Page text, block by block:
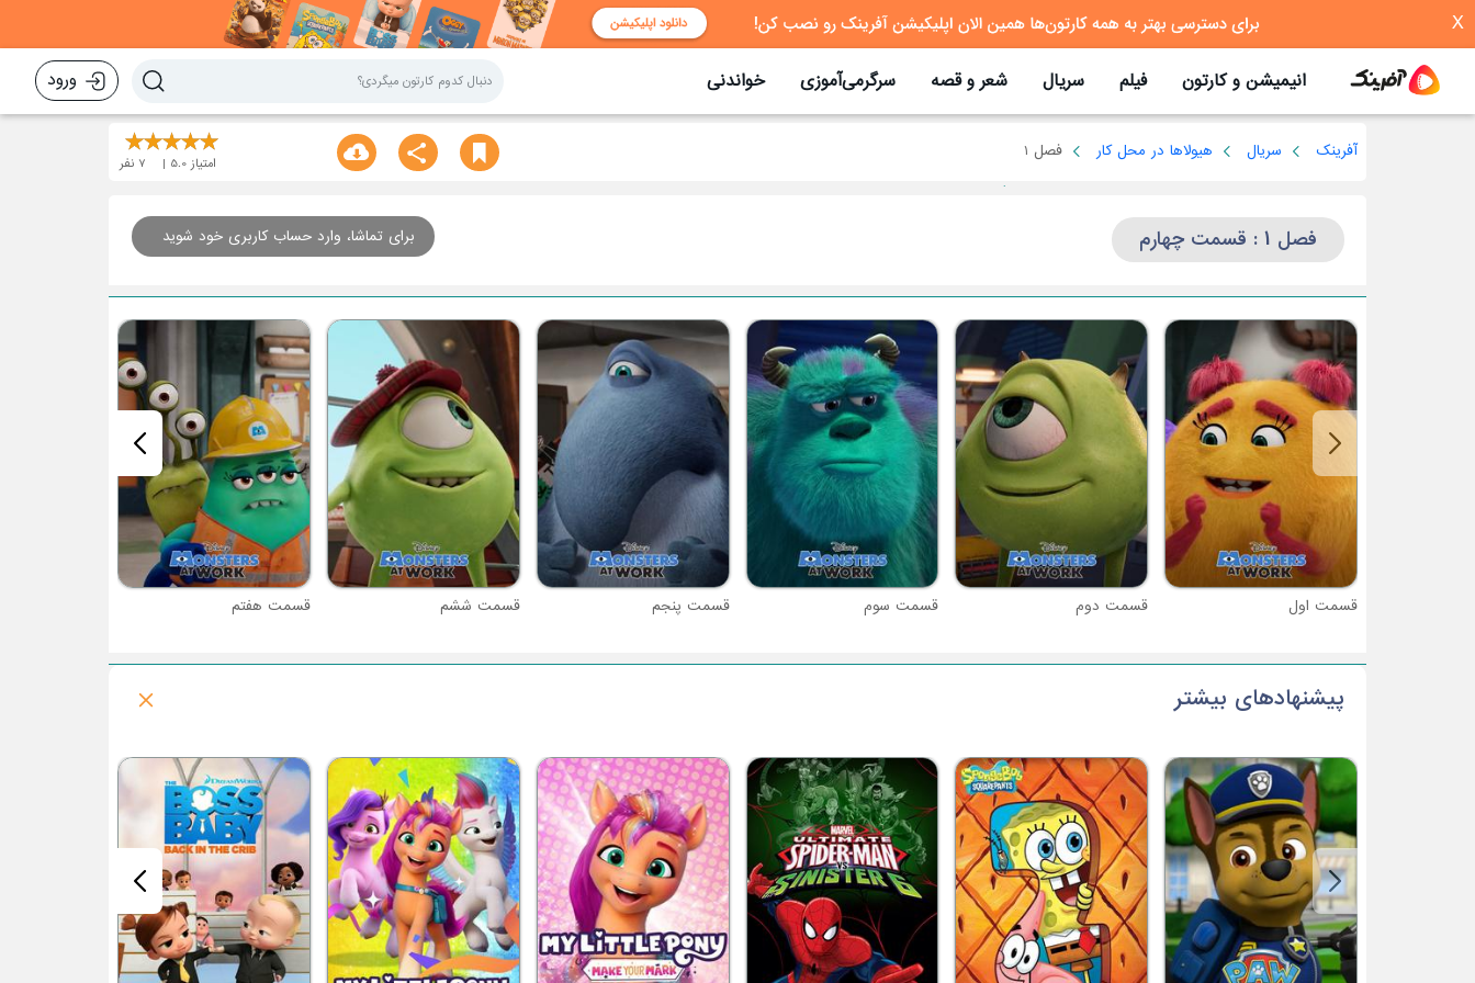
X
انیمیشن و کارتون فیلم سریال شعر و قصه سرگرمی‌آموزی خواندنی ورود
آفرینک سریال هیولاها در محل کار فصل 1
امتیاز 5.0
7 نفر
فصل 1 : قسمت چهارم برای تماشا، وارد حساب کاربری خود شوید
قسمت اول قسمت دوم قسمت سوم قسمت پنجم قسمت ششم قسمت هفتم
پیشنهادهای بیشتر